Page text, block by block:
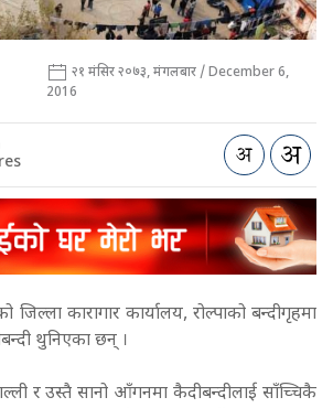
२१ मंसिर २०७३, मंगलबार / December 6,
2016
कारागार कार्यालय, रोल्पाको बन्दीगृहमा
थुनिएका छन् ।
र उस्तै सानो आँगनमा कैदीबन्दीलाई साँच्चिकै